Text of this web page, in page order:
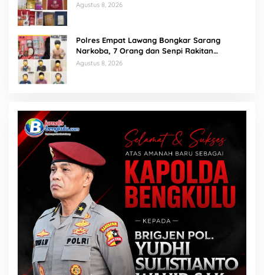
Agustus 8, 2026
Polres Empat Lawang Bongkar Sarang
Narkoba, 7 Orang dan Senpi Rakitan
Diamankan
Agustus 8, 2026